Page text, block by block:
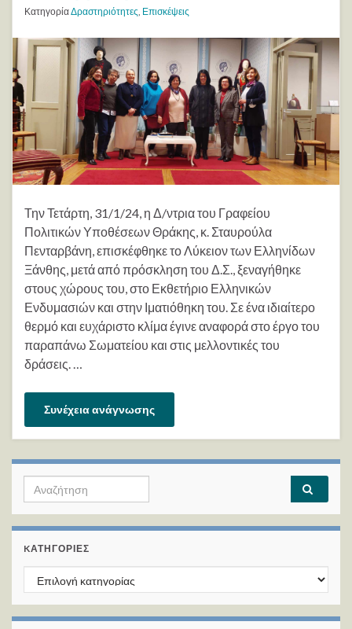
ΚατηγορίαΔραστηριότητες, Επισκέψεις
Την Τετάρτη, 31/1/24, η Δ/ντρια του Γραφείου
Πολιτικών Υποθέσεων Θράκης, κ. Σταυρούλα
Πενταρβάνη, επισκέφθηκε το Λύκειον των Ελληνίδων
Ξάνθης, μετά από πρόσκληση του Δ.Σ., ξεναγήθηκε
στους χώρους του, στο Εκθετήριο Ελληνικών
Ενδυμασιών και στην Ιματιόθηκη του. Σε ένα ιδιαίτερο
θερμό και ευχάριστο κλίμα έγινε αναφορά στο έργο του
παραπάνω Σωματείου και στις μελλοντικές του
δράσεις. …
Συνέχεια ανάγνωσης
Search for:
KΑΤΗΓΟΡΊΕΣ
Kατηγορίες